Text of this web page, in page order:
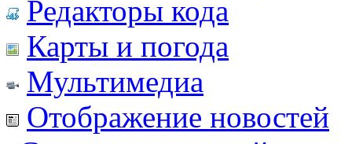
Редакторы кода
Карты и погода
Мультимедиа
Отображение новостей